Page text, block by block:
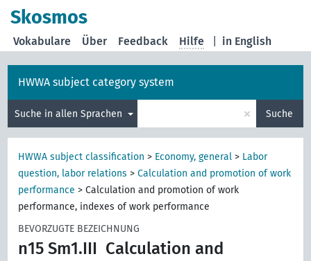
Skosmos
in English
Vokabulare Über Feedback Hilfe
HWWA subject category system
Suche in allen Sprachen × Suche
HWWA subject classification > Economy, general > Labor
question, labor relations >Calculation and promotion of work
performance >Calculation and promotion of work
performance, indexes of work performance
BEVORZUGTE BEZEICHNUNG
n15 Sm1.III Calculation and